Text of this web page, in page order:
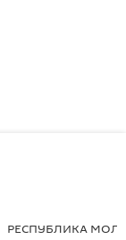
РЕСПУБЛИКА